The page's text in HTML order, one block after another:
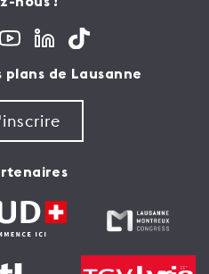
plans de Lausanne